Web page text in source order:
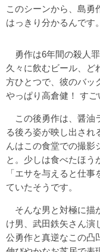
このシーンから、島勇
はっきり分かるんです。
勇作は6年間の殺人
久々に飲むビール、ど
方ひとつで、彼のバッ
やっぱり高倉健！ すご
この後勇作は、醤油
る後ろ姿が映し出され
んはこの食堂での撮影
と。少しは食べたほう
「エサを与えると仕
ていたそうです。
そんな男と対極に描
け男、武田鉄矢さん演
公勇作と真逆なこの凸